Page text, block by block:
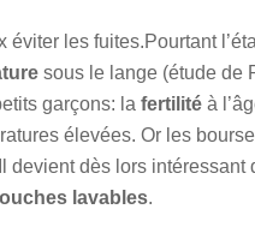
éviter les fuites.Pourtant
sous le lange (étude de
garçons: la fertilité à
élevées. Or les
devient dès lors intéressant
lavables.